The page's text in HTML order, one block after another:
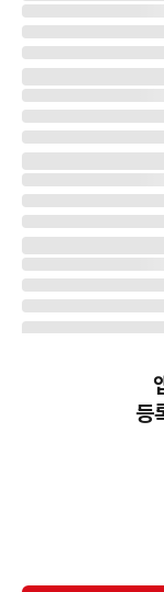
번개장터(주) 사업자정보,
번개장터㈜는 통신판매중개자
소비자보호에 관한 법률 등 관
개별 판매자에게 귀속하고, 번
다만, 번개장터㈜가 직접 판매
등